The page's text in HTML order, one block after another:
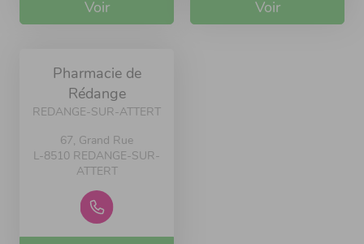
Voir Voir
Pharmacie de
Rédange
REDANGE-SUR-ATTERT
67, Grand Rue
L-8510 REDANGE-SUR-
ATTERT